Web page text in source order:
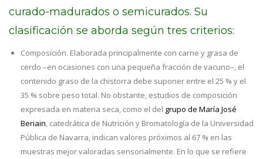
curado-madurados o semicurados. Su
clasificación se aborda según tres criterios:
Composición. Elaborada principalmente con carne y grasa de
cerdo –en ocasiones con una pequeña fracción de vacuno–, el
contenido graso de la chistorra debe suponer entre el 25 % y el
35 % sobre peso total. No obstante, estudios de composición
expresada en materia seca, como el del grupo de María José
Beriain, catedrática de Nutrición y Bromatología de la Universidad
Pública de Navarra, indican valores próximos al 67 % en las
muestras mejor valoradas sensorialmente. En lo que se refiere